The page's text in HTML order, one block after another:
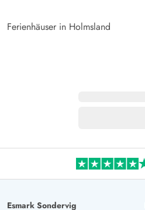
Ferienhäuser in Holmsland
Esmark Sondervig